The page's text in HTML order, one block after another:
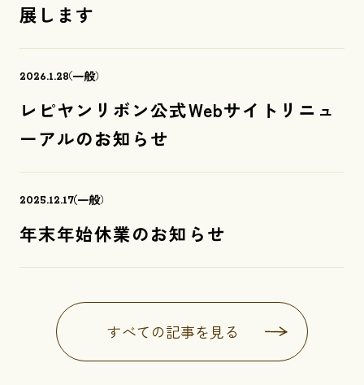
展します
2026.1.28 一般
レピヤンリボン公式Webサイトリニュ
ーアルのお知らせ
2025.12.17 一般
年末年始休業のお知らせ
すべての記事を見る